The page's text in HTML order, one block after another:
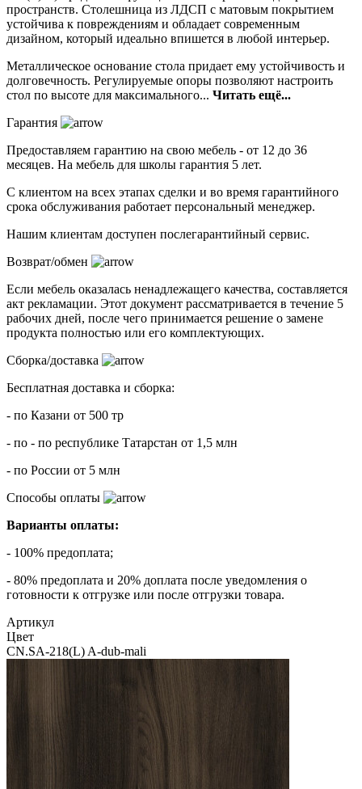
пространств. Столешница из ЛДСП с матовым покрытием
устойчива к повреждениям и обладает современным
дизайном, который идеально впишется в любой интерьер.
Металлическое основание стола придает ему устойчивость и
долговечность. Регулируемые опоры позволяют настроить
стол по высоте для максимального... Читать ещё...
Гарантия
Предоставляем гарантию на свою мебель - от 12 до 36
месяцев. На мебель для школы гарантия 5 лет.
С клиентом на всех этапах сделки и во время гарантийного
срока обслуживания работает персональный менеджер.
Нашим клиентам доступен послегарантийный сервис.
Возврат/обмен
Если мебель оказалась ненадлежащего качества, составляется
акт рекламации. Этот документ рассматривается в течение 5
рабочих дней, после чего принимается решение о замене
продукта полностью или его комплектующих.
Сборка/доставка
Бесплатная доставка и сборка:
- по Казани от 500 тр
- по - по республике Татарстан от 1,5 млн
- по России от 5 млн
Способы оплаты
Варианты оплаты:
- 100% предоплата;
- 80% предоплата и 20% доплата после уведомления о
готовности к отгрузке или после отгрузки товара.
Артикул
Цвет
CN.SA-218(L) A-dub-mali